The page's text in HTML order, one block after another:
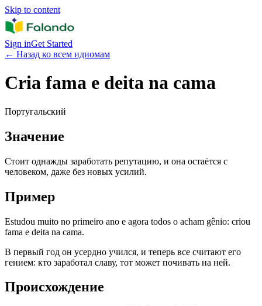
Skip to content
Sign inGet Started
← Назад ко всем идиомам
Cria fama e deita na cama
Португальский
Значение
Стоит однажды заработать репутацию, и она остаётся с
человеком, даже без новых усилий.
Пример
Estudou muito no primeiro ano e agora todos o acham gênio: criou
fama e deita na cama.
В первый год он усердно учился, и теперь все считают его
гением: кто заработал славу, тот может почивать на ней.
Происхождение